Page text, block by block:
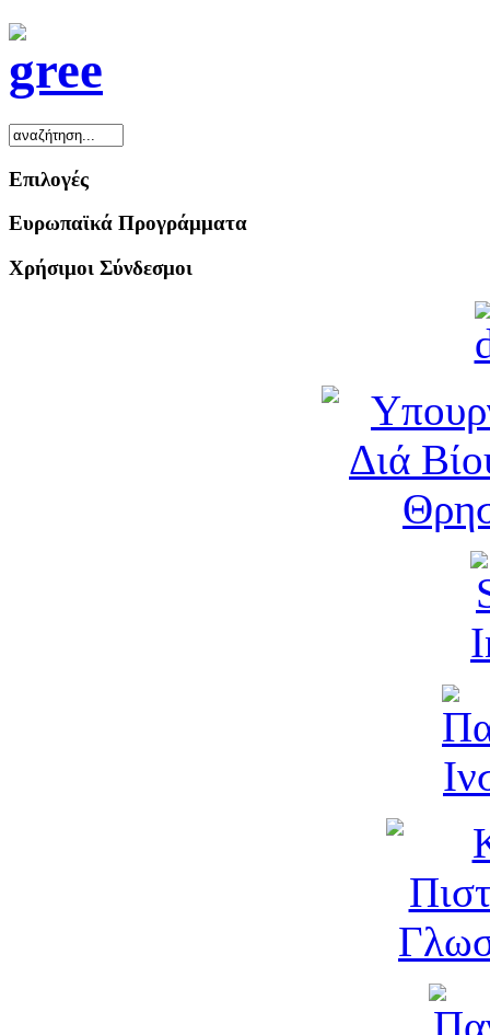
Επιλογές
Ευρωπαϊκά Προγράμματα
Χρήσιμοι Σύνδεσμοι